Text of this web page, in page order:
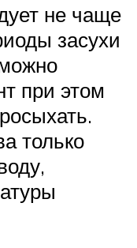
не чаще
засухи
при этом
только